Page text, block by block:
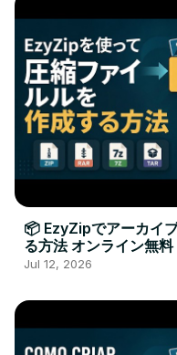
📦 EzyZipでアーカイ
る方法 オンライン無
ンストール不要
Jul 12, 2026